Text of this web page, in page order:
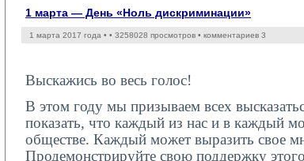
1 марта — День «Ноль дискриминации»
1 марта 2017 года • • 3258028 просмотров • комментариев 3
Выскажись во весь голос!
В этом году мы призываем всех
показать, что каждый из нас и в каждый
обществе. Каждый может выразить свое
Продемонстрируйте свою поддержку